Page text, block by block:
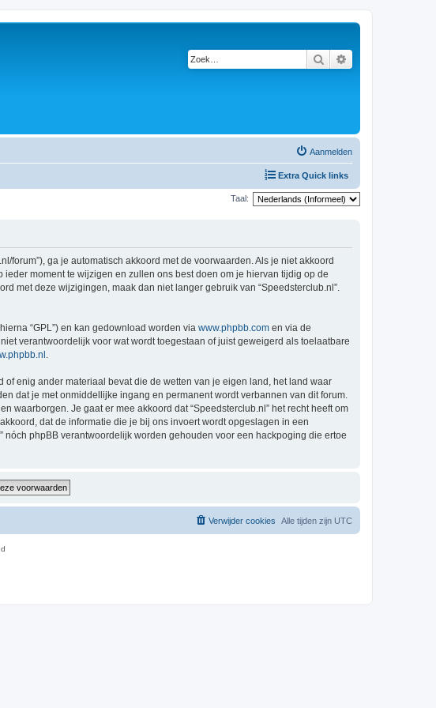
Zoek
Aanmelden
Extra Quick links
Taal:
forum”), ga je automatisch akkoord met de voorwaarden. Als je niet akkoord
moment te wijzigen en zullen ons best doen om je hiervan tijdig op de
met deze wijzigingen, maak dan niet langer gebruik van “Speedsterclub.nl”.
“GPL”) en kan gedownload worden via www.phpbb.com en via de
verantwoordelijk voor wat wordt toegestaan of juist geweigerd als toelaatbare
enig ander materiaal bevat die de wetten van je eigen land, het land waar
dat je met onmiddellijke ingang en permanent wordt verbannen van dit forum.
waarborgen. Je gaat er mee akkoord dat “Speedsterclub.nl” het recht heeft om
dat de informatie die je bij ons invoert wordt opgeslagen in een
phpBB verantwoordelijk worden gehouden voor een hackpoging die ertoe
Alle tijden zijn UTC
Verwijder cookies